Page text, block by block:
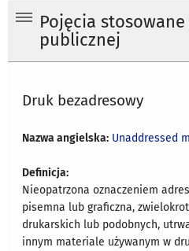
Pojęcia
publicznej
Druk bezadresowy
Nazwa angielska: Unaddressed
Definicja:
Nieopatrzona oznaczeniem
pisemna lub graficzna,
drukarskich lub podobnych,
innym materiale używanym w